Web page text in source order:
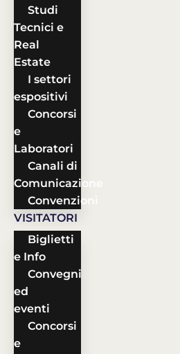
Studi
Tecnici e
Real
Estate
I settori
espositivi
Concorsi
e
Laboratori
Canali di
Comunicazione
Convenzioni
VISITATORI
Biglietti
e Info
Convegni
ed
eventi
Concorsi
e